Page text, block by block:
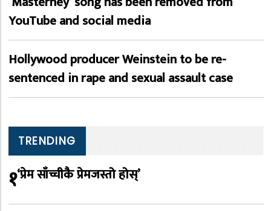
YouTube and social media
Hollywood producer Weinstein to be re-
sentenced in rape and sexual assault case
TRENDING
१‘प्रेम साँच्चीकै प्रेमजस्तो होस्’